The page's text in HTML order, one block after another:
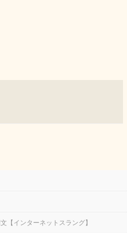
【インターネットスラング】